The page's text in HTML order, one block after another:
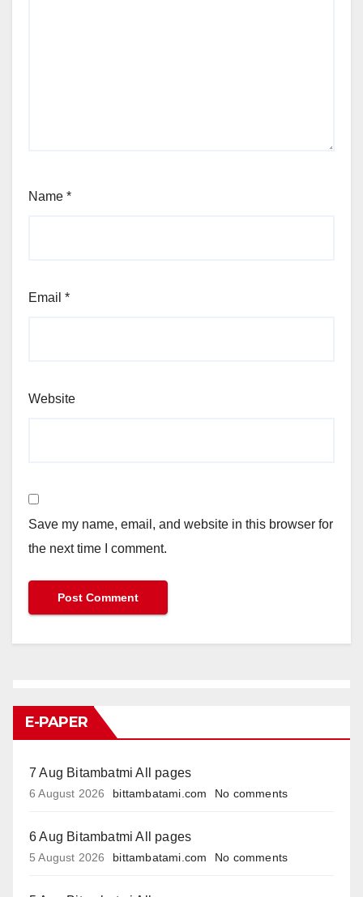
Name *
Email *
Website
Save my name, email, and website in this browser for
the next time I comment.
E-PAPER
7 Aug Bitambatmi All pages
6 August 2026 bittambatami.com No comments
6 Aug Bitambatmi All pages
5 August 2026 bittambatami.com No comments